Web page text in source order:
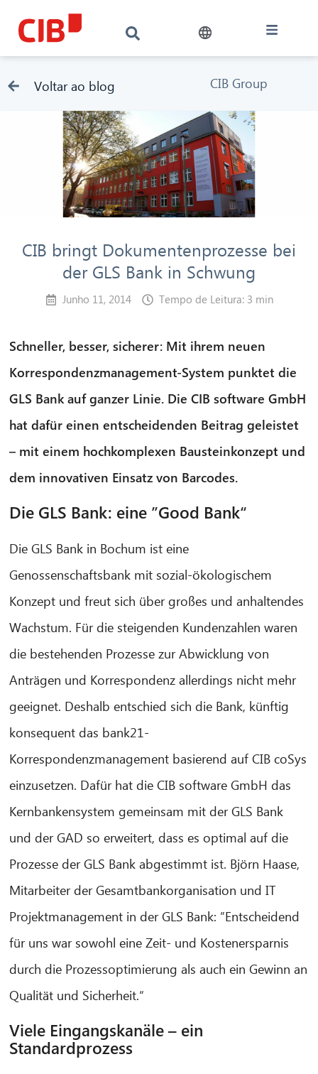
Voltar ao blog CIB Group
CIB bringt Dokumentenprozesse bei
der GLS Bank in Schwung
Junho 11, 2014 Tempo de Leitura: 3 min
Schneller, besser, sicherer: Mit ihrem neuen
Korrespondenz­management-System punktet die
GLS Bank auf ganzer Linie. Die CIB software GmbH
hat dafür einen entscheidenden Beitrag geleistet
– mit einem hochkomplexen Baustein­konzept und
dem innovativen Einsatz von Barcodes.
Die GLS Bank: eine ”Good Bank“
Die GLS Bank in Bochum ist eine
Genossenschaftsbank mit sozial-ökologischem
Konzept und freut sich über großes und anhaltendes
Wachstum. Für die steigenden Kundenzahlen waren
die bestehenden Prozesse zur Abwicklung von
Anträgen und Korrespondenz allerdings nicht mehr
geeignet. Deshalb entschied sich die Bank, künftig
konsequent das bank21-
Korrespondenzmanagement basierend auf CIB coSys
einzusetzen. Dafür hat die CIB software GmbH das
Kernbankensystem gemeinsam mit der GLS Bank
und der GAD so erweitert, dass es optimal auf die
Prozesse der GLS Bank abgestimmt ist. Björn Haase,
Mitarbeiter der Gesamtbankorganisation und IT
Projektmanagement in der GLS Bank: ”Entscheidend
für uns war sowohl eine Zeit- und Kostenersparnis
durch die Prozessoptimierung als auch ein Gewinn an
Qualität und Sicherheit.“
Viele Eingangskanäle – ein
Standardprozess
CIB AI ChatBot